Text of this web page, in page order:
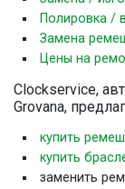
Полировка /
Замена
Цены на
Clockservice,
Grovana,
купить
купить
заменить